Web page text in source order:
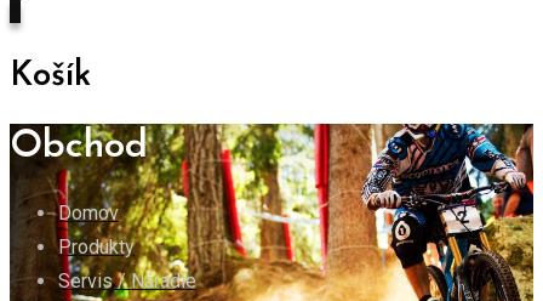
Košík
Obchod
Domov
Produkty
Servis / Náradie